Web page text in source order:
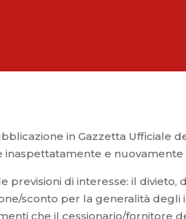
in Gazzetta Ufficiale
inaspettatamente e
previsioni di interesse: il divieto,
sconto per la generalità
che il cessionario/fornitore